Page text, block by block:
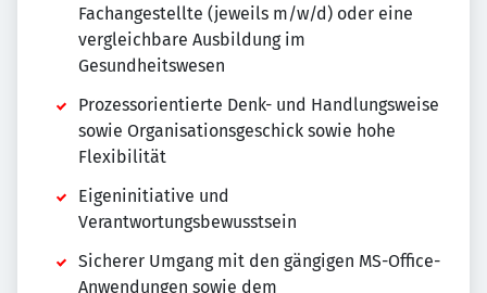
Fachangestellte (jeweils m/w/d) oder eine
vergleichbare Ausbildung im
Gesundheitswesen
Prozessorientierte Denk- und Handlungsweise
sowie Organisationsgeschick sowie hohe
Flexibilität
Eigeninitiative und
Verantwortungsbewusstsein
Sicherer Umgang mit den gängigen MS-Office-
Anwendungen sowie dem